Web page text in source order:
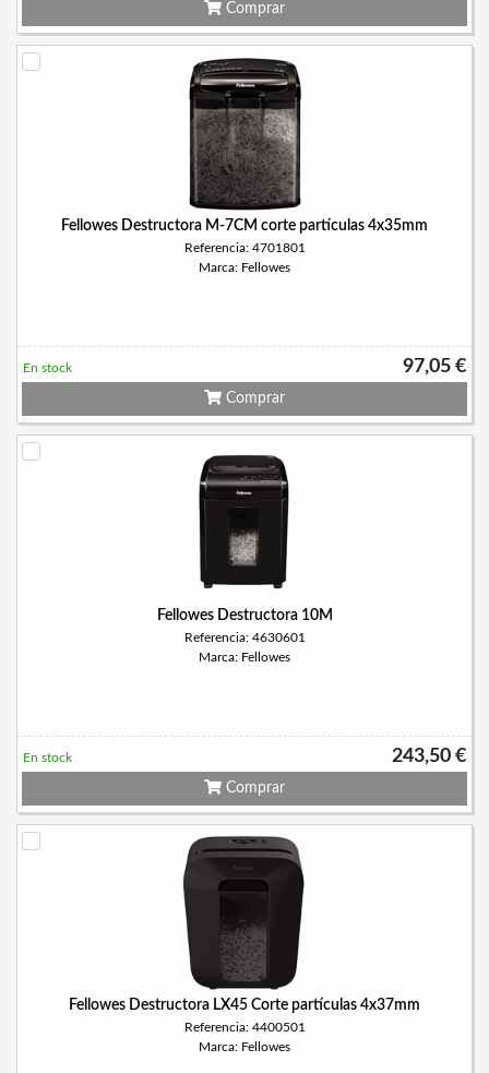
Comprar
Fellowes Destructora M-7CM corte partículas 4x35mm
Referencia: 4701801
Marca: Fellowes
97,05 €
En stock
Comprar
Fellowes Destructora 10M
Referencia: 4630601
Marca: Fellowes
243,50 €
En stock
Comprar
Fellowes Destructora LX45 Corte partículas 4x37mm
Referencia: 4400501
Marca: Fellowes